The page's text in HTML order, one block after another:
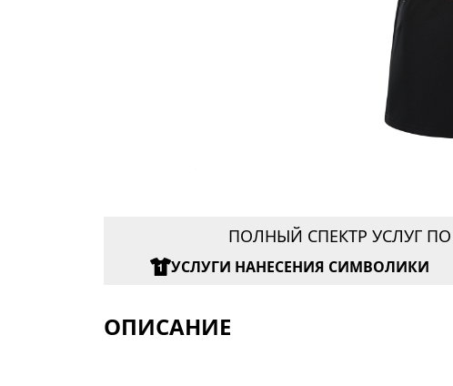
ПОЛНЫЙ СПЕКТР УСЛУГ
УСЛУГИ НАНЕСЕНИЯ СИМВОЛИКИ
ОПИСАНИЕ